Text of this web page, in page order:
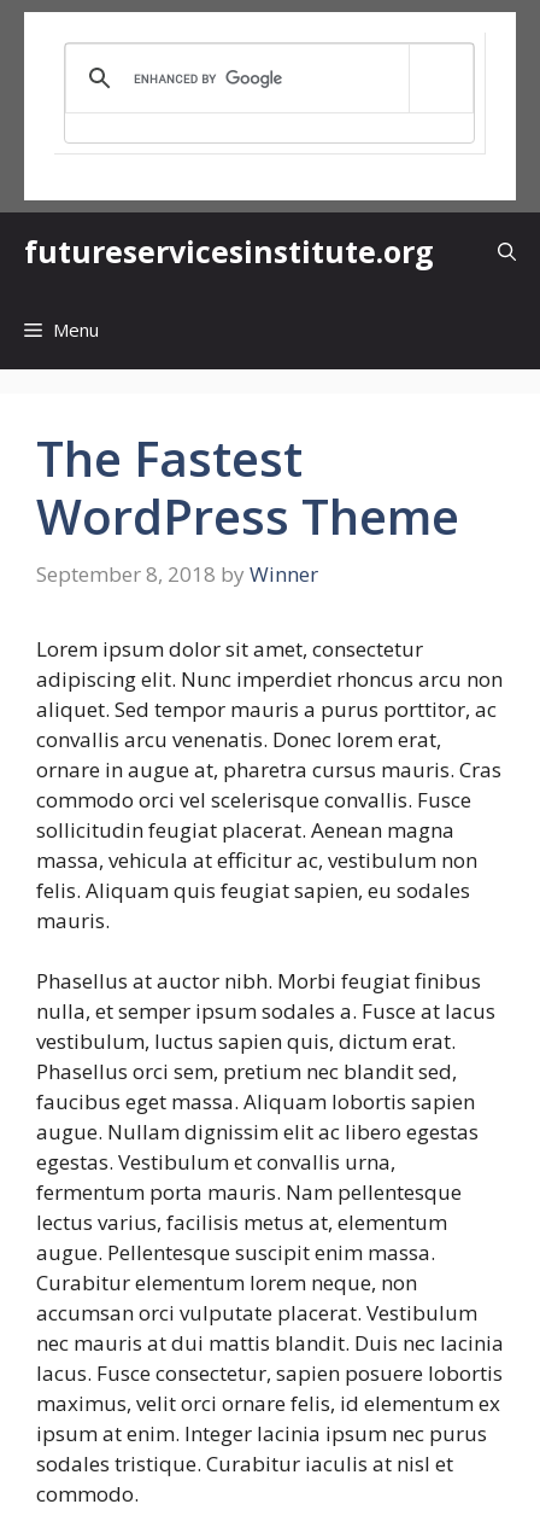
Skip
futureservicesinstitute.org
Menu
The Fastest
WordPress Theme
September 8, 2018 by Winner
Lorem ipsum dolor sit amet, consectetur
adipiscing elit. Nunc imperdiet rhoncus arcu non
aliquet. Sed tempor mauris a purus porttitor, ac
convallis arcu venenatis. Donec lorem erat,
ornare in augue at, pharetra cursus mauris. Cras
commodo orci vel scelerisque convallis. Fusce
sollicitudin feugiat placerat. Aenean magna
massa, vehicula at efficitur ac, vestibulum non
felis. Aliquam quis feugiat sapien, eu sodales
mauris.
Phasellus at auctor nibh. Morbi feugiat finibus
nulla, et semper ipsum sodales a. Fusce at lacus
vestibulum, luctus sapien quis, dictum erat.
Phasellus orci sem, pretium nec blandit sed,
faucibus eget massa. Aliquam lobortis sapien
augue. Nullam dignissim elit ac libero egestas
egestas. Vestibulum et convallis urna,
fermentum porta mauris. Nam pellentesque
lectus varius, facilisis metus at, elementum
augue. Pellentesque suscipit enim massa.
Curabitur elementum lorem neque, non
accumsan orci vulputate placerat. Vestibulum
nec mauris at dui mattis blandit. Duis nec lacinia
lacus. Fusce consectetur, sapien posuere lobortis
maximus, velit orci ornare felis, id elementum ex
ipsum at enim. Integer lacinia ipsum nec purus
sodales tristique. Curabitur iaculis at nisl et
commodo.